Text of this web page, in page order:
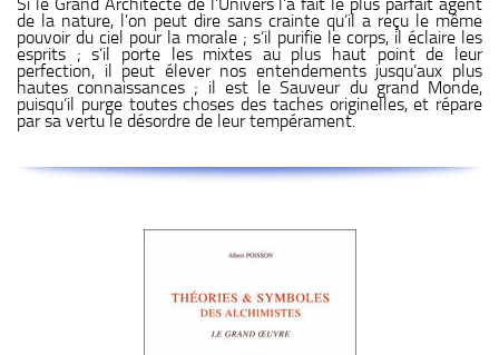
de la nature, l’on peut dire sans crainte qu’il a reçu le même
pouvoir du ciel pour la morale ; s’il purifie le corps, il éclaire les
esprits ; s’il porte les mixtes au plus haut point de leur
perfection, il peut élever nos entendements jusqu’aux plus
hautes connaissances ; il est le Sauveur du grand Monde,
puisqu’il purge toutes choses des taches originelles, et répare
par sa vertu le désordre de leur tempérament.